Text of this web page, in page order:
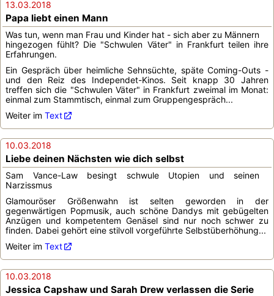
13.03.2018
Papa liebt einen Mann
Was tun, wenn man Frau und Kinder hat - sich aber zu Männern
hingezogen fühlt? Die "Schwulen Väter" in Frankfurt teilen ihre
Erfahrungen.
Ein Gespräch über heimliche Sehnsüchte, späte Coming-Outs -
und den Reiz des Independet-Kinos. Seit knapp 30 Jahren
treffen sich die "Schwulen Väter" in Frankfurt zweimal im Monat:
einmal zum Stammtisch, einmal zum Gruppengespräch...
Weiter im Text
10.03.2018
Liebe deinen Nächsten wie dich selbst
Sam Vance-Law besingt schwule Utopien und seinen
Narzissmus
Glamouröser Größenwahn ist selten geworden in der
gegenwärtigen Popmusik, auch schöne Dandys mit gebügelten
Anzügen und kompetentem Genäsel sind nur noch schwer zu
finden. Dabei gehört eine stilvoll vorgeführte Selbstüberhöhung...
Weiter im Text
10.03.2018
Jessica Capshaw und Sarah Drew verlassen die Serie